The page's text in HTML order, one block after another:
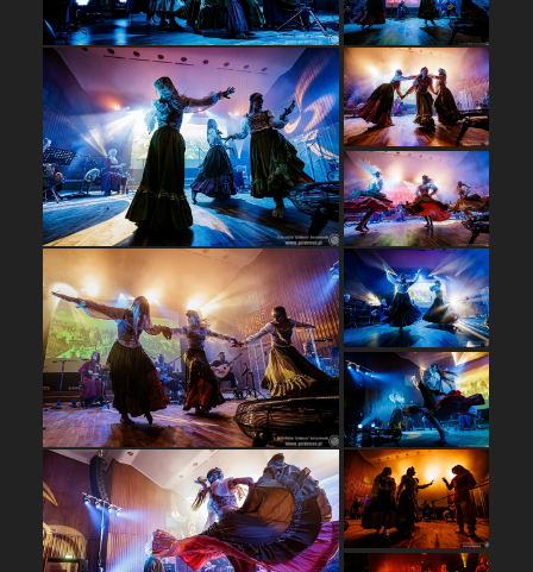
…
…
…
…
…
…